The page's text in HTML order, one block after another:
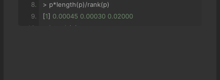
> p*length(p)/rank(p)
[1] 0.00045 0.00030 0.02000
length (
)